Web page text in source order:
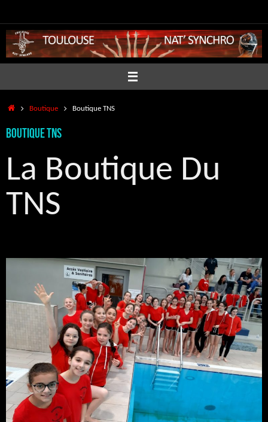
AccueilBoutique Boutique TNS
Boutique TNS
La Boutique Du
TNS